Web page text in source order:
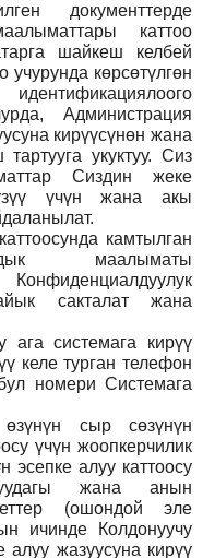
документтерде
каттоо
шайкеш келбей
учурунда көрсөтүлгөн
Администрация
кирүүсүнөн жана
укуктуу. Сиз
Сиздин жеке
үчүн жана акы
камтылган
маалыматы
сакталат жана
ага системага кирүү
келе турган телефон
номери Системага
сыр сөзүнүн
үчүн жоопкерчилик
эсепке алуу каттоосу
жана анын
(ошондой эле
ичинде Колдонуучу
алуу жазуусуна кирүү